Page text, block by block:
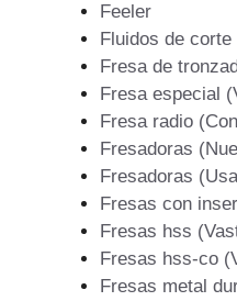
Feeler
Fluidos de corte
Fresa de
Fresa especial
Fresa radio
Fresadoras
Fresadoras
Fresas con
Fresas hss
Fresas hss-co
Fresas metal